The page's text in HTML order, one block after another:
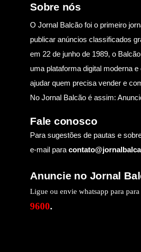
Sobre nós
O Jornal Balcão foi o primeiro
publicar anúncios classificados
em 22 de junho de 1989, o
uma plataforma digital moderna e
ajudar quem precisa vender e
No Jornal Balcão é assim:
Fale conosco
Para sugestões de pautas e
e-mail para
Anuncie no Jornal
Ligue ou envie whatsapp para para
9600.